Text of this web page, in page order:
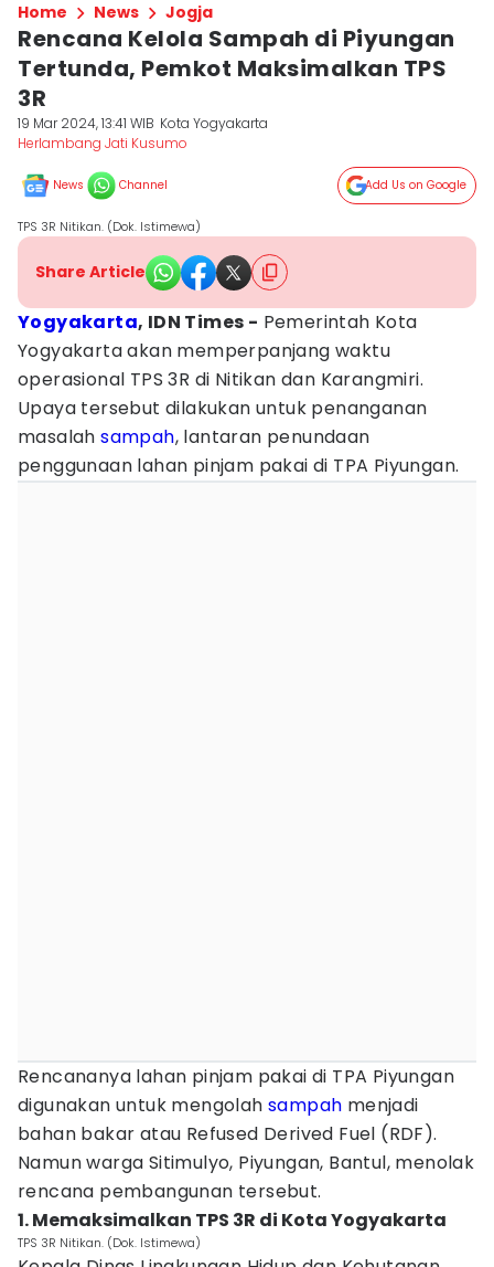
Home News Jogja
Rencana Kelola Sampah di Piyungan
Tertunda, Pemkot Maksimalkan TPS
3R
19 Mar 2024, 13:41 WIB Kota Yogyakarta
Herlambang Jati Kusumo
News Channel Add Us on Google
TPS 3R Nitikan. (Dok. Istimewa)
Share Article
Yogyakarta, IDN Times - Pemerintah Kota
Yogyakarta akan memperpanjang waktu
operasional TPS 3R di Nitikan dan Karangmiri.
Upaya tersebut dilakukan untuk penanganan
masalahsampah, lantaran penundaan
penggunaan lahan pinjam pakai di TPA Piyungan.
Rencananya lahan pinjam pakai di TPA Piyungan
digunakan untuk mengolah sampah menjadi
bahan bakar atau Refused Derived Fuel (RDF).
Namun warga Sitimulyo, Piyungan, Bantul, menolak
rencana pembangunan tersebut.
1. Memaksimalkan TPS 3R di Kota Yogyakarta
TPS 3R Nitikan. (Dok. Istimewa)